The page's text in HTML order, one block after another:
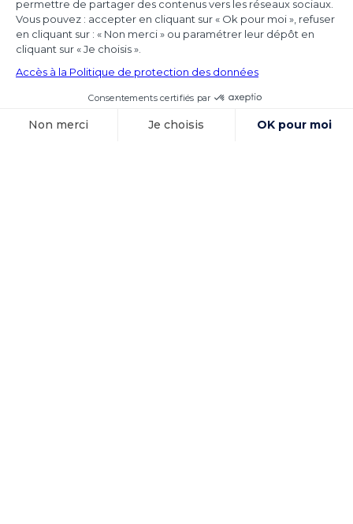
toutes les conséquences de l’arrêt Achmea
(CJUE,
Voir l'article
15 octobre 2025